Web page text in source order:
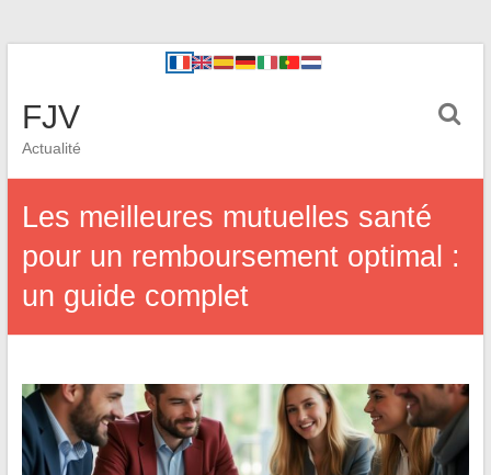
FJV
Actualité
Les meilleures mutuelles santé
pour un remboursement optimal :
un guide complet